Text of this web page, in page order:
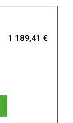
1 189,41 €